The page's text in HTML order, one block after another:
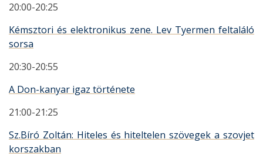
20:00-20:25
Kémsztori és elektronikus zene. Lev Tyermen feltaláló
sorsa
20:30-20:55
A Don-kanyar igaz története
21:00-21:25
Sz.Bíró Zoltán: Hiteles és hiteltelen szövegek a szovjet
korszakban